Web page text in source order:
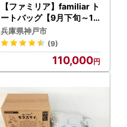
【ファミリア】familiar ト
ートバッグ【9月下旬～10
月下旬頃目安にお届け予定
】
兵庫県神戸市
(9)
110,000